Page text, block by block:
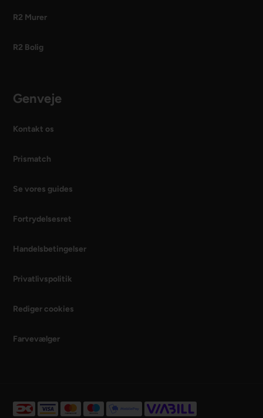
R2 Murer
R2 Bolig
Genveje
Kontakt os
Prismatch
Se vores guides
Fortrydelsesret
Handelsbetingelser
Privatlivspolitik
Rediger cookies
Farvevælger